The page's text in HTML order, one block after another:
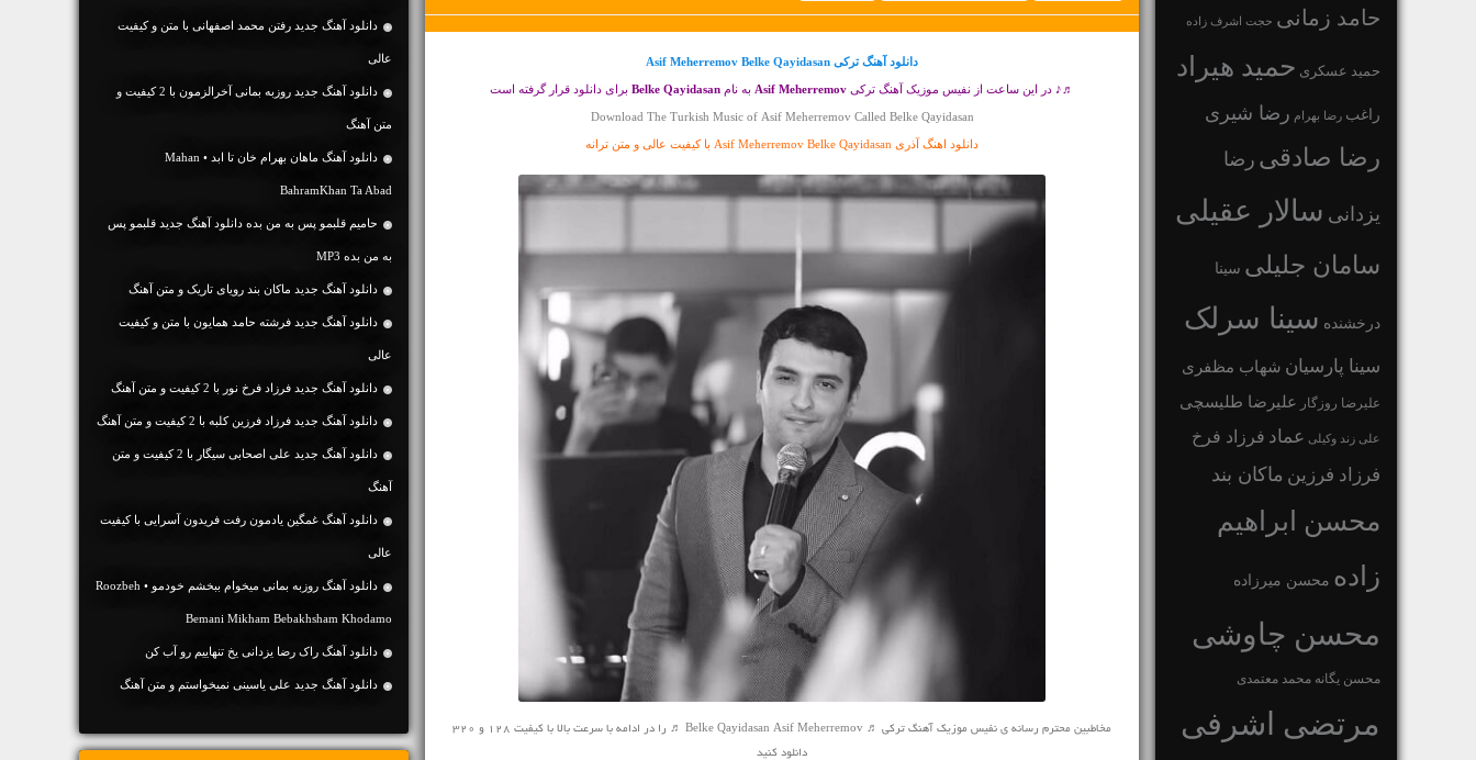
حامد زمانی حجت اشرف زاده
حمید عسکری حمید هیراد
راغب رضا بهرام رضا شیری
رضا صادقی رضا
یزدانی سالار عقیلی
سامان جلیلی سینا
درخشنده سینا سرلک
سینا پارسیان شهاب مظفری
علیرضا روزگار علیرضا طلیسچی
علی زند وکیلی عماد فرزاد فرخ
فرزاد فرزین ماکان بند
محسن ابراهیم
زاده محسن میرزاده
محسن چاوشی
محسن یگانه محمد معتمدی
مرتضی اشرفی
دانلود آهنگ ترکی
♬♪ در این ساعت از نفیس موزیک آهنگ ترکی Asif Meherremov به نام Belke Qayidasan برای دانلود قرار گرفته است
Download The Turkish Music of Asif Meherremov Called Belke Qayidasan
دانلود اهنگ آذری Asif Meherremov Belke Qayidasan با کیفیت عالی و متن ترانه
مخاطبین محترم رسانه ی نفیس موزیک آهنگ ترکی ♬ Belke Qayidasan Asif Meherremov ♬ را در ادامه با سرعت بالا با کیفیت 128 و 320
دانلود کنید
دانلود آهنگ جديد رفتن محمد اصفهانی با متن و کیفیت
عالی
دانلود آهنگ جديد روزبه بمانی آخرالزمون با 2 کیفیت و
متن آهنگ
دانلود آهنگ ماهان بهرام خان تا ابد • Mahan
BahramKhan Ta Abad
حامیم قلبمو پس به من بده دانلود آهنگ جدید قلبمو پس
به من بده MP3
دانلود آهنگ جديد ماکان بند رویای تاریک و متن آهنگ
دانلود آهنگ جديد فرشته حامد همایون با متن و کیفیت
عالی
دانلود آهنگ جديد فرزاد فرخ نور با 2 کیفیت و متن آهنگ
دانلود آهنگ جديد فرزاد فرزین کلبه با 2 کیفیت و متن آهنگ
دانلود آهنگ جديد علی اصحابی سیگار با 2 کیفیت و متن
آهنگ
دانلود آهنگ غمگین یادمون رفت فریدون آسرایی با کیفیت
عالی
دانلود آهنگ روزبه بمانی میخوام ببخشم خودمو • Roozbeh
Bemani Mikham Bebakhsham Khodamo
دانلود آهنگ راک رضا یزدانی یخ تنهاییم رو آب کن
دانلود آهنگ جديد علی یاسینی نمیخواستم و متن آهنگ